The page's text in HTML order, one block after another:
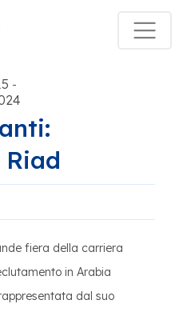
-
fiera della carriera
in Arabia
dal suo